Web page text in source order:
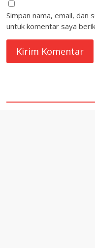
Simpan nama, email, dan
untuk komentar saya